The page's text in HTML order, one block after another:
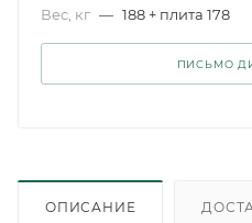
Вес, кг — 188 + плита 178
ПИСЬМО
ОПИСАНИЕ